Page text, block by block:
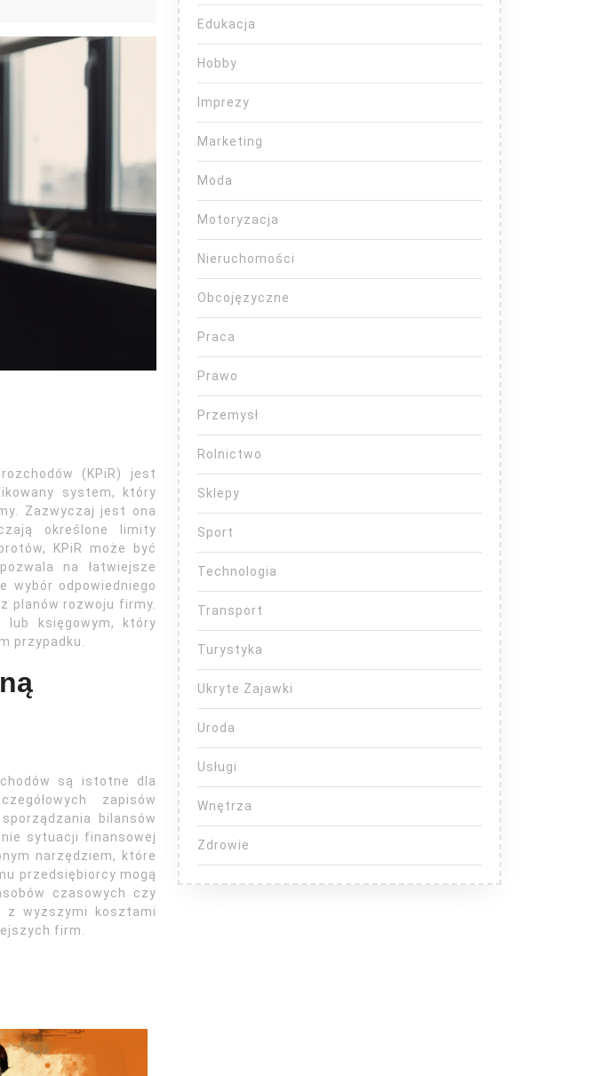
(KPiR) jest
system, który
Zazwyczaj jest ona
określone limity
KPiR może być
na łatwiejsze
wybór odpowiedniego
planów rozwoju firmy.
lub księgowym, który
przypadku.
są istotne dla
zapisów
bilansów
sytuacji finansowej
narzędziem, które
przedsiębiorcy mogą
czasowych czy
z wyższymi kosztami
firm.
Edukacja
Hobby
Imprezy
Marketing
Moda
Motoryzacja
Nieruchomości
Obcojęzyczne
Praca
Prawo
Przemysł
Rolnictwo
Sklepy
Sport
Technologia
Transport
Turystyka
Ukryte Zajawki
Uroda
Usługi
Wnętrza
Zdrowie